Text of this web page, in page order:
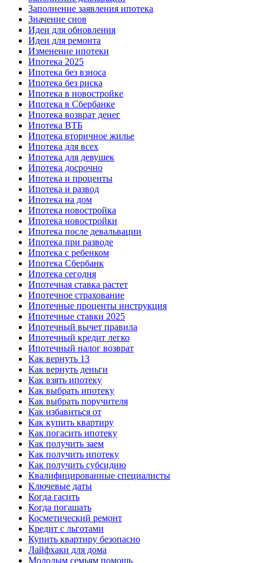
Заполнение заявления ипотека
Значение снов
Идеи для обновления
Идеи для ремонта
Изменение ипотеки
Ипотека 2025
Ипотека без взноса
Ипотека без риска
Ипотека в новостройке
Ипотека в Сбербанке
Ипотека возврат денег
Ипотека ВТБ
Ипотека вторичное жилье
Ипотека для всех
Ипотека для девушек
Ипотека досрочно
Ипотека и проценты
Ипотека и развод
Ипотека на дом
Ипотека новостройка
Ипотека новостройки
Ипотека после девальвации
Ипотека при разводе
Ипотека с ребенком
Ипотека Сбербанк
Ипотека сегодня
Ипотечная ставка растет
Ипотечное страхование
Ипотечные проценты инструкция
Ипотечные ставки 2025
Ипотечный вычет правила
Ипотечный кредит легко
Ипотечный налог возврат
Как вернуть 13
Как вернуть деньги
Как взять ипотеку
Как выбрать ипотеку
Как выбрать поручителя
Как избавиться от
Как купить квартиру
Как погасить ипотеку
Как получить заем
Как получить ипотеку
Как получить субсидию
Квалифицированные специалисты
Ключевые даты
Когда гасить
Когда погашать
Косметический ремонт
Кредит с льготами
Купить квартиру безопасно
Лайфхаки для дома
Молодым семьям помощь